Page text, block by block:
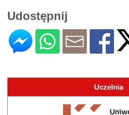
Udostępnij
Uczelnia